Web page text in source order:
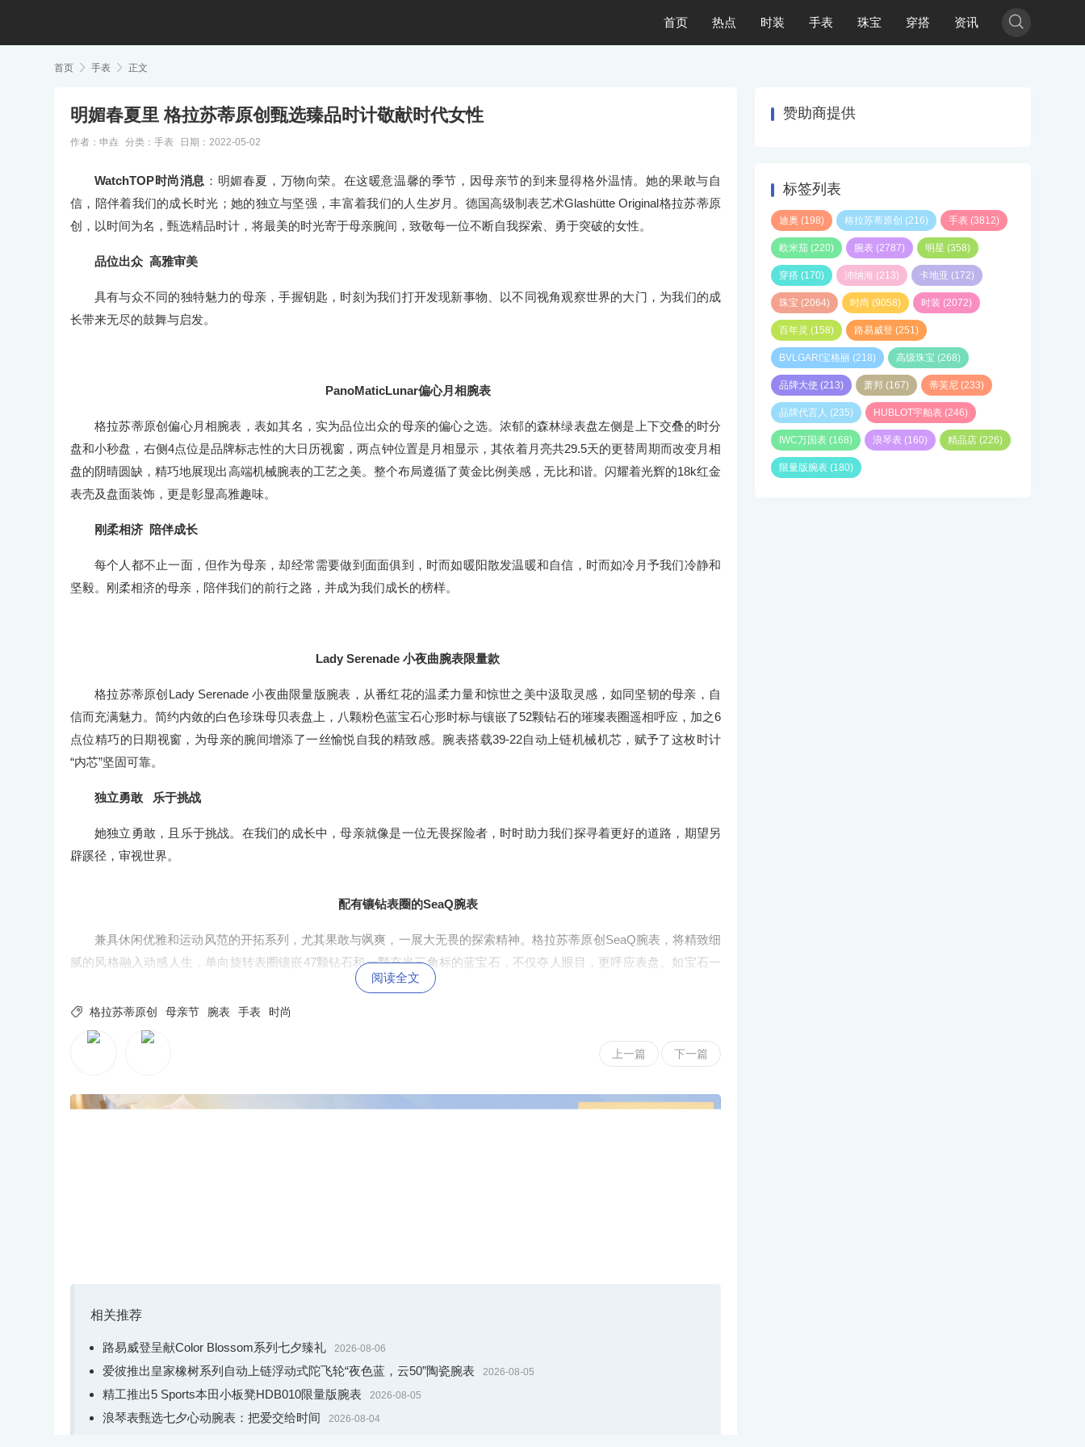
首页 热点 时装 手表 珠宝 穿搭 资讯 
首页  手表  正文
明媚春夏里 格拉苏蒂原创甄选臻品时计敬献时代女性
作者：申垚 分类： 手表 日期：2022-05-02
WatchTOP时尚消息 ：明媚春夏，万物向荣。在这暖意温馨的季节，因母亲节的到来显得格外温情。她的果敢与自
信，陪伴着我们的成长时光；她的独立与坚强，丰富着我们的人生岁月。德国高级制表艺术Glashütte Original格拉苏蒂原
创，以时间为名，甄选精品时计，将最美的时光寄于母亲腕间，致敬每一位不断自我探索、勇于突破的女性。
品位出众 高雅审美
具有与众不同的独特魅力的母亲，手握钥匙，时刻为我们打开发现新事物、以不同视角观察世界的大门，为我们的成
长带来无尽的鼓舞与启发。
PanoMaticLunar偏心月相腕表
格拉苏蒂原创偏心月相腕表，表如其名，实为品位出众的母亲的偏心之选。浓郁的森林绿表盘左侧是上下交叠的时分
盘和小秒盘，右侧4点位是品牌标志性的大日历视窗，两点钟位置是月相显示，其依着月亮共29.5天的更替周期而改变月相
盘的阴晴圆缺，精巧地展现出高端机械腕表的工艺之美。整个布局遵循了黄金比例美感，无比和谐。闪耀着光辉的18k红金
表壳及盘面装饰，更是彰显高雅趣味。
刚柔相济 陪伴成长
每个人都不止一面，但作为母亲，却经常需要做到面面俱到，时而如暖阳散发温暖和自信，时而如冷月予我们冷静和
坚毅。刚柔相济的母亲，陪伴我们的前行之路，并成为我们成长的榜样。
Lady Serenade 小夜曲腕表限量款
格拉苏蒂原创Lady Serenade 小夜曲限量版腕表，从番红花的温柔力量和惊世之美中汲取灵感，如同坚韧的母亲，自
信而充满魅力。简约内敛的白色珍珠母贝表盘上，八颗粉色蓝宝石心形时标与镶嵌了52颗钻石的璀璨表圈遥相呼应，加之6
点位精巧的日期视窗，为母亲的腕间增添了一丝愉悦自我的精致感。腕表搭载39-22自动上链机械机芯，赋予了这枚时计
“内芯”坚固可靠。
独立勇敢 乐于挑战
她独立勇敢，且乐于挑战。在我们的成长中，母亲就像是一位无畏探险者，时时助力我们探寻着更好的道路，期望另
辟蹊径，审视世界。
配有镶钻表圈的SeaQ腕表
兼具休闲优雅和运动风范的开拓系列，尤其果敢与飒爽，一展大无畏的探索精神。格拉苏蒂原创SeaQ腕表，将精致细
腻的风格融入动感人生，单向旋转表圈镶嵌47颗钻石和一颗充当三角标的蓝宝石，不仅夺人眼目，更呼应表盘。如宝石一
般的电镀蓝色表盘恰到好处，显得如此从容、深邃而富有个性。恣意生活的率性之态，为探索人生之旅时标注更多意义。
格拉苏蒂原创明白，女性需要付出多大的努力才能获得成功。格拉苏蒂原创以纯正制表工艺和“以原创为荣PROUD T
O BE THE ORIGINAL”的品牌精神，将机械之美，赋予新时代女性与众不同的独特魅力。她们有实力更有鉴赏力，不爱高
调又有个性锋芒。格拉苏蒂原创的每一枚臻品时计，均在价值与情感上与她们心意相通，成为她们自己的一部分，讲述时
阅读全文
 格拉苏蒂原创 母亲节 腕表 手表 时尚
上一篇 下一篇
相关推荐
路易威登呈献Color Blossom系列七夕臻礼 2026-08-06
爱彼推出皇家橡树系列自动上链浮动式陀飞轮“夜色蓝，云50”陶瓷腕表 2026-08-05
精工推出5 Sports本田小板凳HDB010限量版腕表 2026-08-05
浪琴表甄选七夕心动腕表：把爱交给时间 2026-08-04
赞助商提供
标签列表
迪奥 (198) 格拉苏蒂原创 (216) 手表 (3812)
欧米茄 (220) 腕表 (2787) 明星 (358)
穿搭 (170) 沛纳海 (213) 卡地亚 (172)
珠宝 (2064) 时尚 (9058) 时装 (2072)
百年灵 (158) 路易威登 (251)
BVLGARI宝格丽 (218) 高级珠宝 (268)
品牌大使 (213) 萧邦 (167) 蒂芙尼 (233)
品牌代言人 (235) HUBLOT宇舶表 (246)
IWC万国表 (168) 浪琴表 (160) 精品店 (226)
限量版腕表 (180)